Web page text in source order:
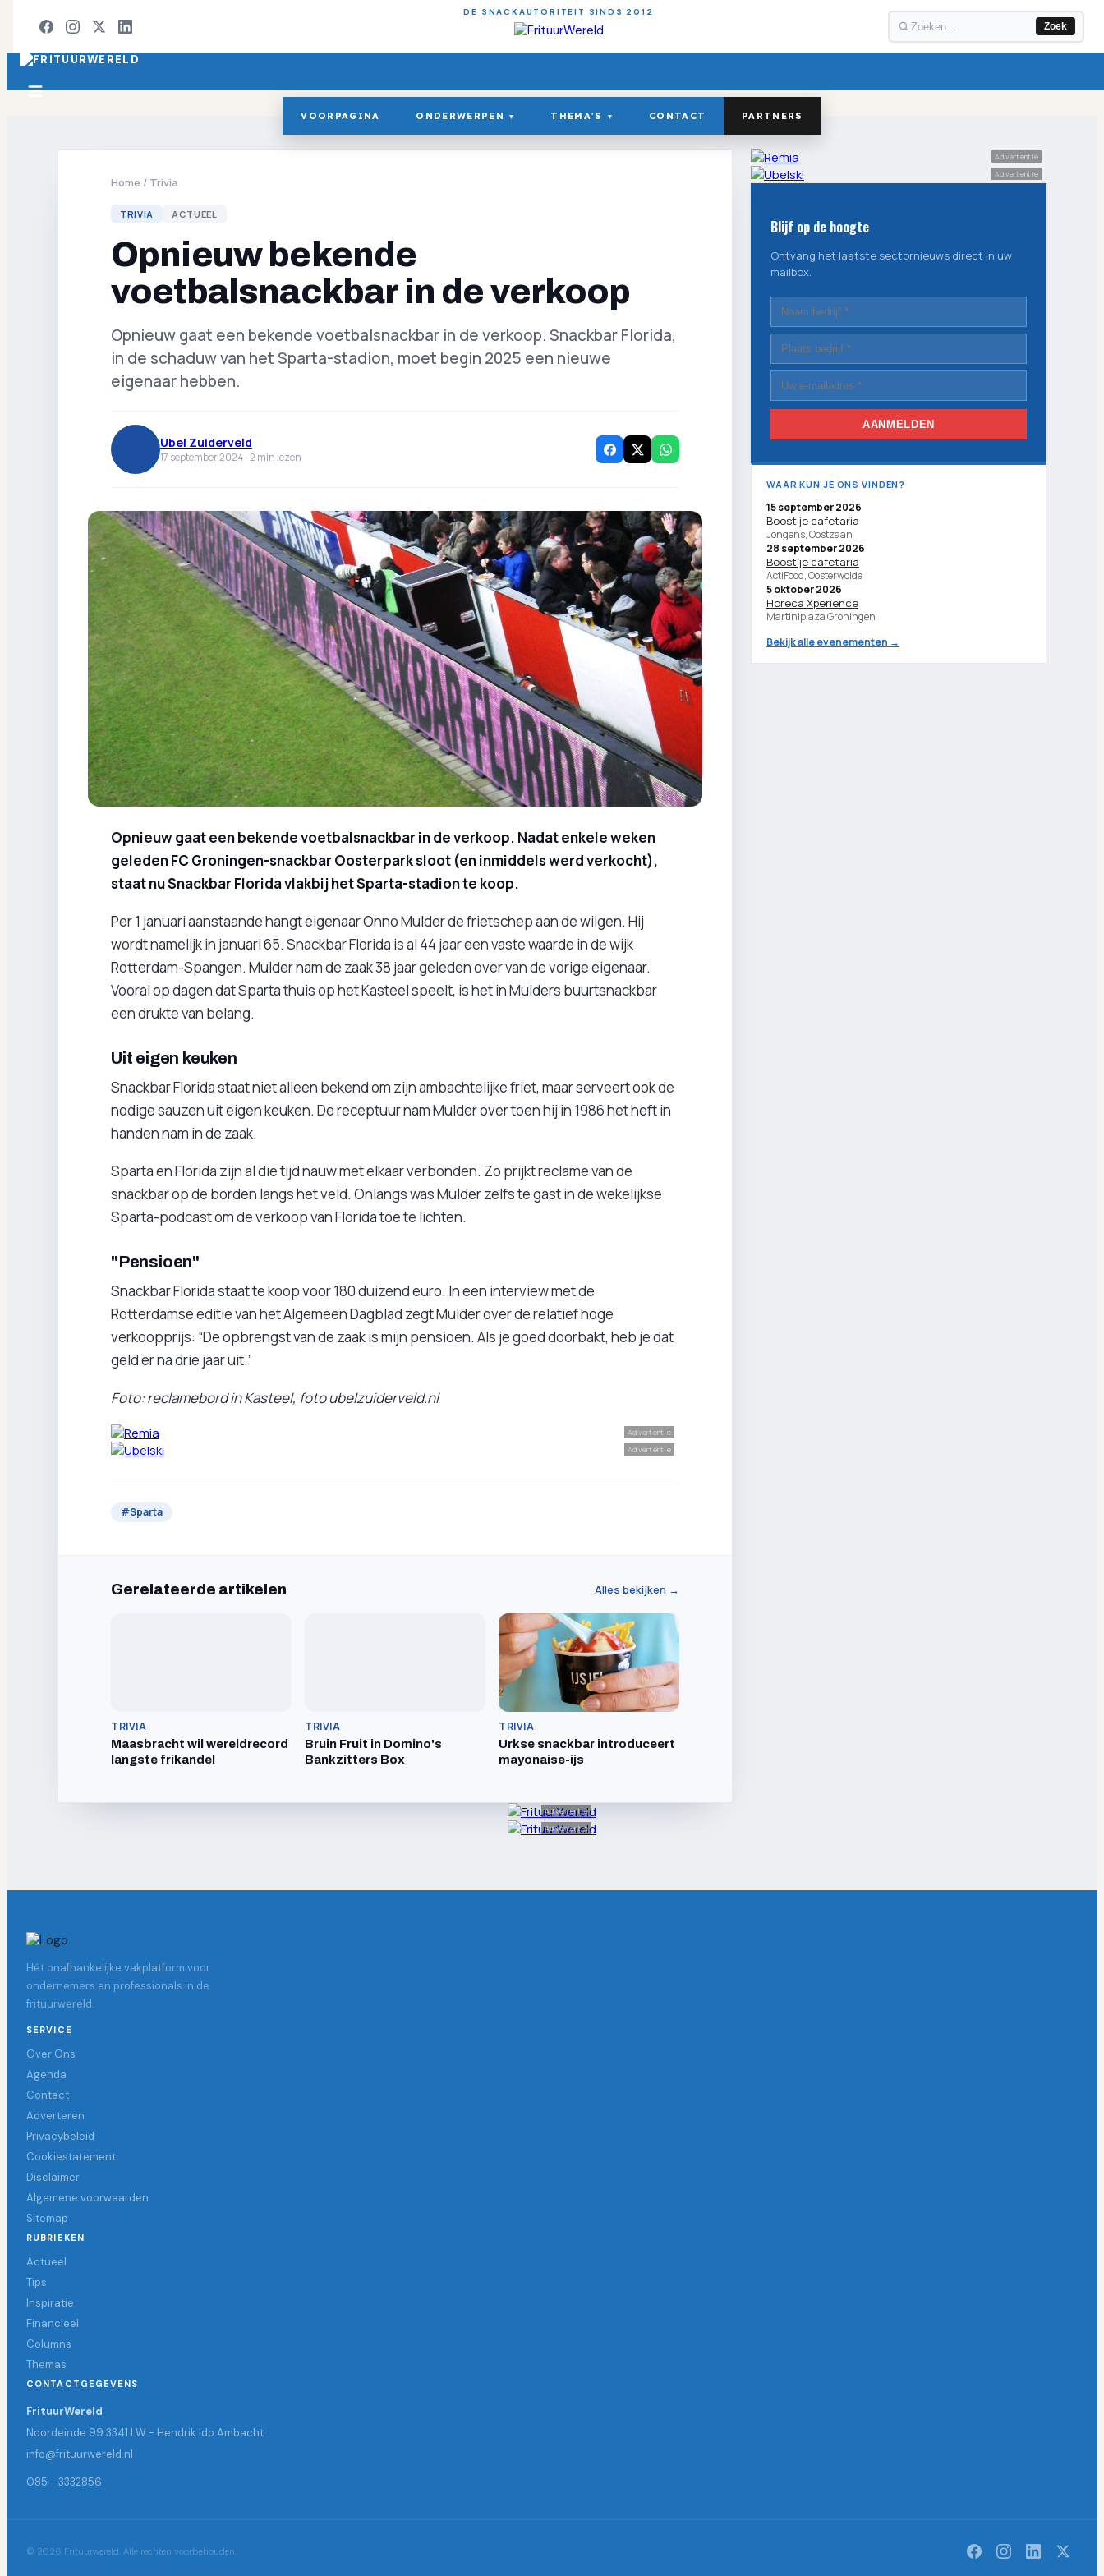
DE SNACKAUTORITEIT SINDS 2012
Zoek
VOORPAGINA ONDERWERPEN ▾ THEMA'S ▾ CONTACT PARTNERS
Home / Trivia
TRIVIA ACTUEEL
Opnieuw bekende
voetbalsnackbar in de verkoop
Opnieuw gaat een bekende voetbalsnackbar in de verkoop. Snackbar Florida,
in de schaduw van het Sparta-stadion, moet begin 2025 een nieuwe
eigenaar hebben.
Ubel Zuiderveld
17 september 2024 ·2 min lezen
Opnieuw gaat een bekende voetbalsnackbar in de verkoop. Nadat enkele weken
geleden FC Groningen-snackbar Oosterpark sloot (en inmiddels werd verkocht),
staat nu Snackbar Florida vlakbij het Sparta-stadion te koop.
Per 1 januari aanstaande hangt eigenaar Onno Mulder de frietschep aan de wilgen. Hij
wordt namelijk in januari 65. Snackbar Florida is al 44 jaar een vaste waarde in de wijk
Rotterdam-Spangen. Mulder nam de zaak 38 jaar geleden over van de vorige eigenaar.
Vooral op dagen dat Sparta thuis op het Kasteel speelt, is het in Mulders buurtsnackbar
een drukte van belang.
Uit eigen keuken
Snackbar Florida staat niet alleen bekend om zijn ambachtelijke friet, maar serveert ook de
nodige sauzen uit eigen keuken. De receptuur nam Mulder over toen hij in 1986 het heft in
handen nam in de zaak.
Sparta en Florida zijn al die tijd nauw met elkaar verbonden. Zo prijkt reclame van de
snackbar op de borden langs het veld. Onlangs was Mulder zelfs te gast in de wekelijkse
Sparta-podcast om de verkoop van Florida toe te lichten.
"Pensioen"
Snackbar Florida staat te koop voor 180 duizend euro. In een interview met de
Rotterdamse editie van het Algemeen Dagblad zegt Mulder over de relatief hoge
verkoopprijs: “De opbrengst van de zaak is mijn pensioen. Als je goed doorbakt, heb je dat
geld er na drie jaar uit.”
Foto: reclamebord in Kasteel, foto ubelzuiderveld.nl
Advertentie
Advertentie
#Sparta
Gerelateerde artikelen Alles bekijken →
TRIVIA
Maasbracht wil wereldrecord
langste frikandel
TRIVIA
Bruin Fruit in Domino's
Bankzitters Box
TRIVIA
Urkse snackbar introduceert
mayonaise-ijs
Advertentie
Advertentie
Blijf op de hoogte
Ontvang het laatste sectornieuws direct in uw
mailbox.
AANMELDEN
WAAR KUN JE ONS VINDEN?
15 september 2026
Boost je cafetaria
Jongens, Oostzaan
28 september 2026
Boost je cafetaria
ActiFood, Oosterwolde
5 oktober 2026
Horeca Xperience
Martiniplaza Groningen
Bekijk alle evenementen →
Advertentie
Advertentie
Hét onafhankelijke vakplatform voor
ondernemers en professionals in de
frituurwereld.
SERVICE
Over Ons
Agenda
Contact
Adverteren
Privacybeleid
Cookiestatement
Disclaimer
Algemene voorwaarden
Sitemap
RUBRIEKEN
Actueel
Tips
Inspiratie
Financieel
Columns
Themas
CONTACTGEGEVENS
FrituurWereld
Noordeinde 99 3341 LW - Hendrik Ido Ambacht
info@frituurwereld.nl
085 - 3332856
© 2026 Frituurwereld. Alle rechten voorbehouden.